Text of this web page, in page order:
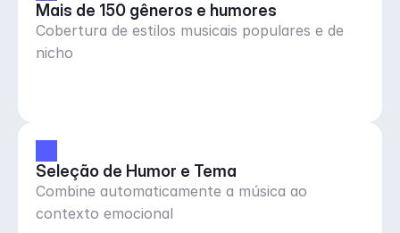
Mais de 150 gêneros e humores
Cobertura de estilos musicais populares e de
nicho
Seleção de Humor e Tema
Combine automaticamente a música ao
contexto emocional